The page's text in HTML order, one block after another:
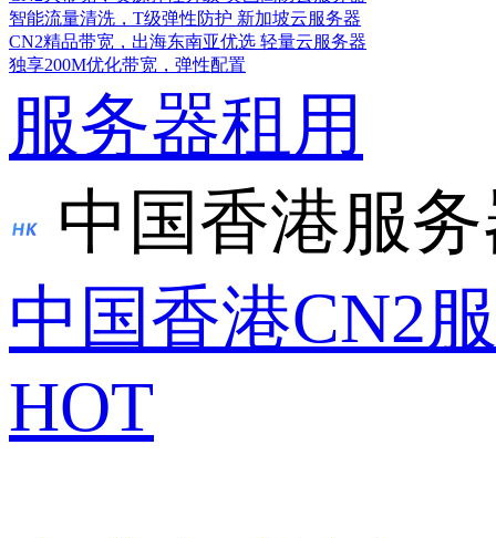
智能流量清洗，T级弹性防护 新加坡云服务器
CN2精品带宽，出海东南亚优选 轻量云服务器
独享200M优化带宽，弹性配置
服务器租用
中国香港服
中国香港CN2
HOT